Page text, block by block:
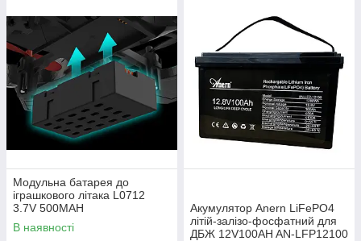
Модульна батарея до
іграшкового літака L0712
3.7V 500MAH
В наявності
Акумулятор Anern LiFePO4
літій-залізо-фосфатний для
ДБЖ 12V100AH AN-LFP12100